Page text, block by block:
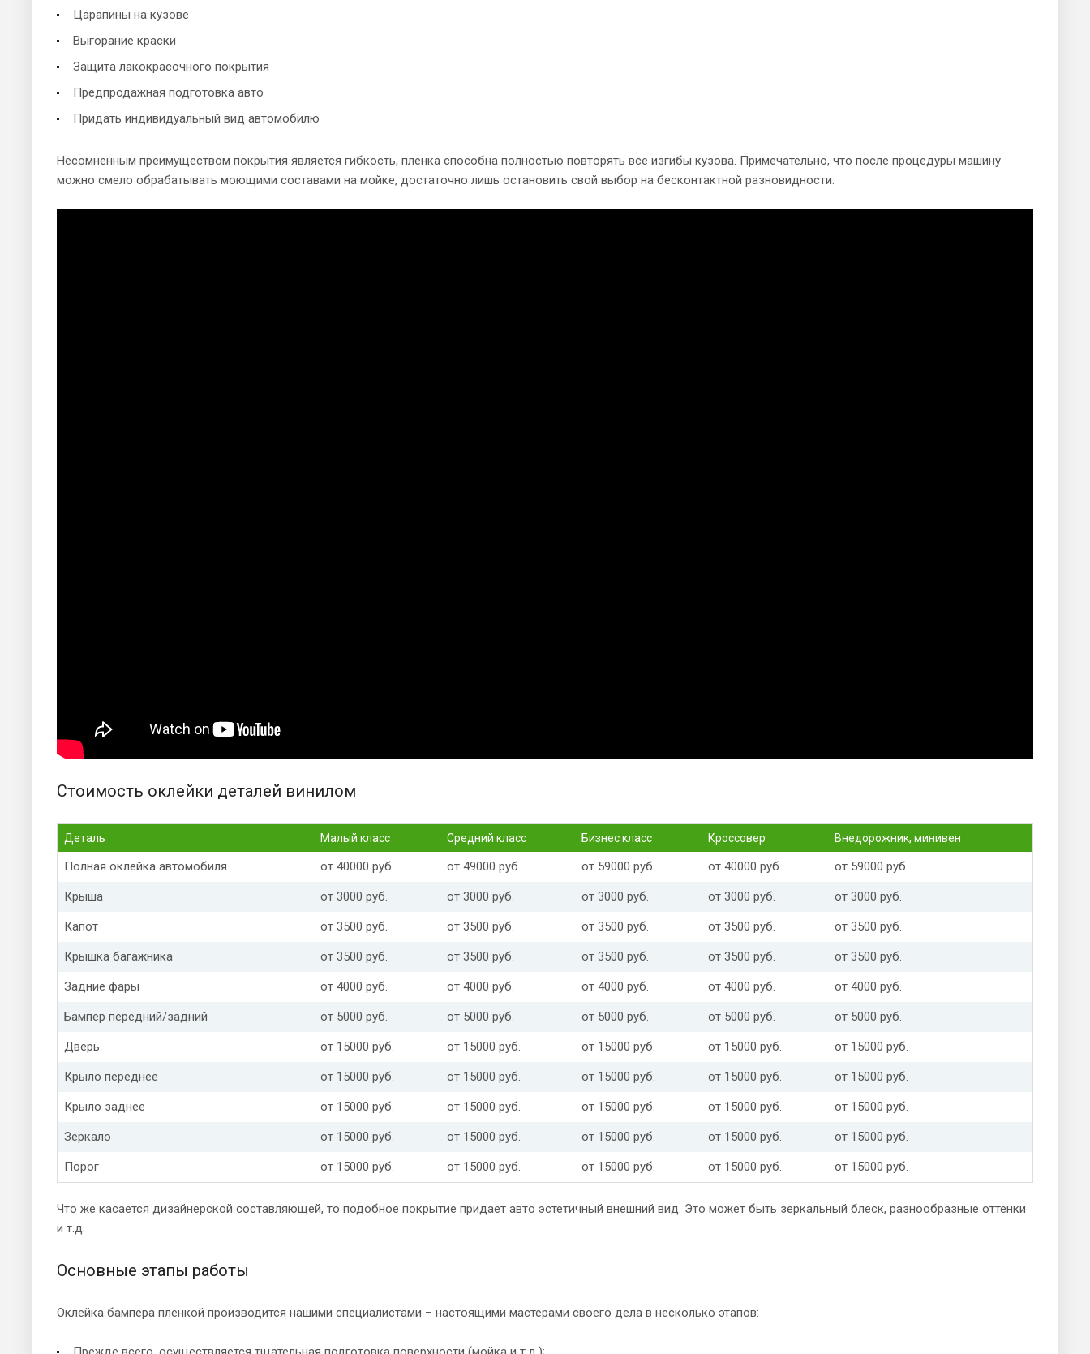
Царапины на кузове
Выгорание краски
Защита лакокрасочного покрытия
Предпродажная подготовка авто
Придать индивидуальный вид автомобилю
Несомненным преимуществом покрытия является гибкость, пленка способна полностью повторять все изгибы кузова. Примечательно, что после процедуры машину
можно смело обрабатывать моющими составами на мойке, достаточно лишь остановить свой выбор на бесконтактной разновидности.
Стоимость оклейки деталей винилом
Деталь Малый класс Средний класс Бизнес класс Кроссовер Внедорожник, минивен
Полная оклейка автомобиля от 40000 руб. от 49000 руб. от 59000 руб. от 40000 руб. от 59000 руб.
Крыша от 3000 руб. от 3000 руб. от 3000 руб. от 3000 руб. от 3000 руб.
Капот от 3500 руб. от 3500 руб. от 3500 руб. от 3500 руб. от 3500 руб.
Крышка багажника от 3500 руб. от 3500 руб. от 3500 руб. от 3500 руб. от 3500 руб.
Задние фары от 4000 руб. от 4000 руб. от 4000 руб. от 4000 руб. от 4000 руб.
Бампер передний/задний от 5000 руб. от 5000 руб. от 5000 руб. от 5000 руб. от 5000 руб.
Дверь от 15000 руб. от 15000 руб. от 15000 руб. от 15000 руб. от 15000 руб.
Крыло переднее от 15000 руб. от 15000 руб. от 15000 руб. от 15000 руб. от 15000 руб.
Крыло заднее от 15000 руб. от 15000 руб. от 15000 руб. от 15000 руб. от 15000 руб.
Зеркало от 15000 руб. от 15000 руб. от 15000 руб. от 15000 руб. от 15000 руб.
Порог от 15000 руб. от 15000 руб. от 15000 руб. от 15000 руб. от 15000 руб.
Что же касается дизайнерской составляющей, то подобное покрытие придает авто эстетичный внешний вид. Это может быть зеркальный блеск, разнообразные оттенки
и т.д.
Основные этапы работы
Оклейка бампера пленкой производится нашими специалистами – настоящими мастерами своего дела в несколько этапов: